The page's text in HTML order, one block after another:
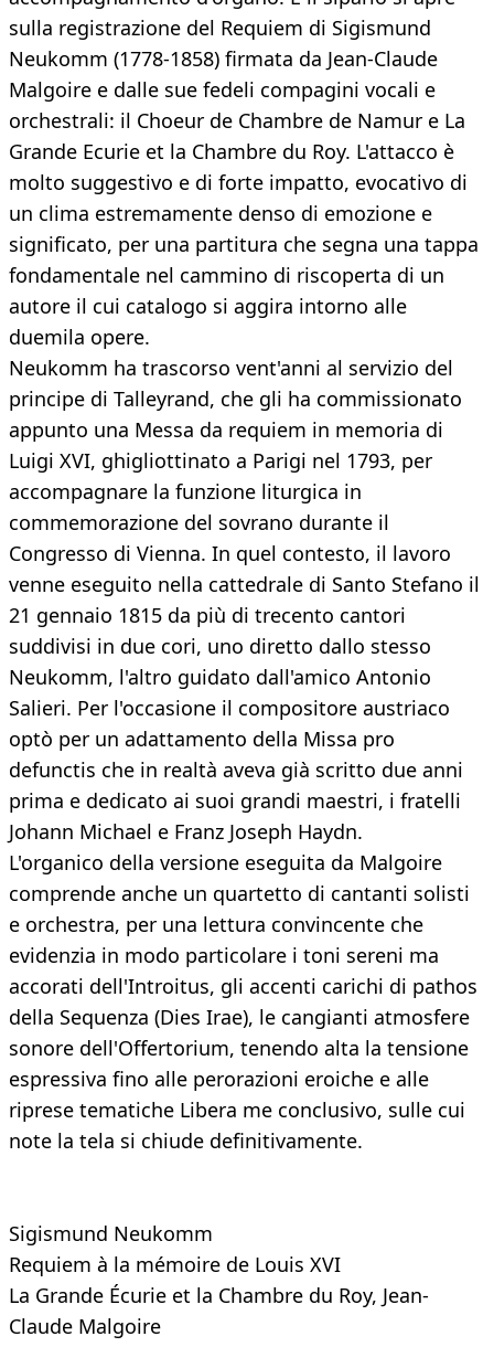
sulla registrazione del Requiem di Sigismund
Neukomm (1778-1858) firmata da Jean-Claude
Malgoire e dalle sue fedeli compagini vocali e
orchestrali: il Choeur de Chambre de Namur e La
Grande Ecurie et la Chambre du Roy. L'attacco è
molto suggestivo e di forte impatto, evocativo di
un clima estremamente denso di emozione e
significato, per una partitura che segna una tappa
fondamentale nel cammino di riscoperta di un
autore il cui catalogo si aggira intorno alle
duemila opere.
Neukomm ha trascorso vent'anni al servizio del
principe di Talleyrand, che gli ha commissionato
appunto una Messa da requiem in memoria di
Luigi XVI, ghigliottinato a Parigi nel 1793, per
accompagnare la funzione liturgica in
commemorazione del sovrano durante il
Congresso di Vienna. In quel contesto, il lavoro
venne eseguito nella cattedrale di Santo Stefano il
21 gennaio 1815 da più di trecento cantori
suddivisi in due cori, uno diretto dallo stesso
Neukomm, l'altro guidato dall'amico Antonio
Salieri. Per l'occasione il compositore austriaco
optò per un adattamento della Missa pro
defunctis che in realtà aveva già scritto due anni
prima e dedicato ai suoi grandi maestri, i fratelli
Johann Michael e Franz Joseph Haydn.
L'organico della versione eseguita da Malgoire
comprende anche un quartetto di cantanti solisti
e orchestra, per una lettura convincente che
evidenzia in modo particolare i toni sereni ma
accorati dell'Introitus, gli accenti carichi di pathos
della Sequenza (Dies Irae), le cangianti atmosfere
sonore dell'Offertorium, tenendo alta la tensione
espressiva fino alle perorazioni eroiche e alle
riprese tematiche Libera me conclusivo, sulle cui
note la tela si chiude definitivamente.
Sigismund Neukomm
Requiem à la mémoire de Louis XVI
La Grande Écurie et la Chambre du Roy, Jean-
Claude Malgoire